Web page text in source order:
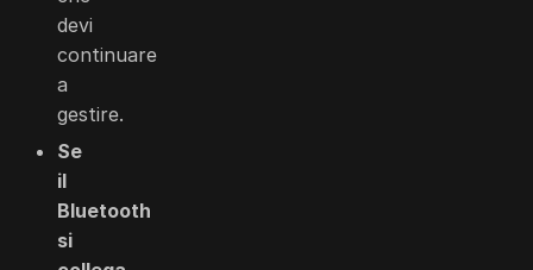
devi
continuare
a
gestire.
Se
il
Bluetooth
si